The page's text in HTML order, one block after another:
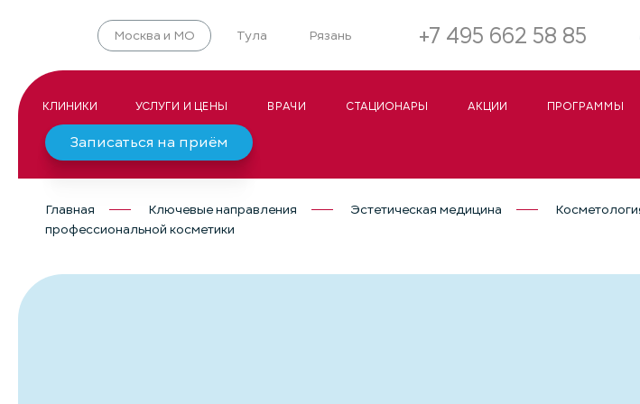
Москва и МО Тула Рязань +7 495 662 58 85
КЛИНИКИ УСЛУГИ И ЦЕНЫ ВРАЧИ СТАЦИОНАРЫ АКЦИИ ПРОГРАММЫ
Записаться на приём
Главная Ключевые направления Эстетическая медицина
профессиональной косметики